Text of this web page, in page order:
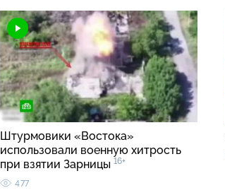
Штурмовики «Востока»
использовали военную хитрость
при взятии Зарницы 16+
477